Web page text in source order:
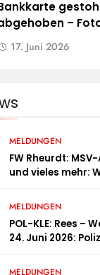
–
17. Juni 2026
MELDUNGEN
FW Rheurdt:
und vieles mehr:
MELDUNGEN
POL-KLE: Rees –
24. Juni 2026:
MELDUNGEN